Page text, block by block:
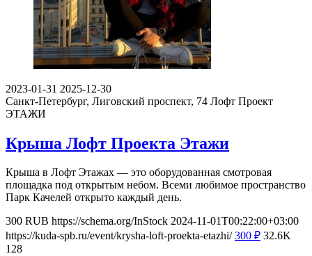
2023-01-31 2025-12-30
Санкт-Петербург, Лиговский проспект, 74 Лофт Проект
ЭТАЖИ
Крыша Лофт Проекта Этажи
Крыша в Лофт Этажах — это оборудованная смотровая
площадка под открытым небом. Всеми любимое пространство
Парк Качелей открыто каждый день.
300 RUB https://schema.org/InStock 2024-11-01T00:22:00+03:00
https://kuda-spb.ru/event/krysha-loft-proekta-etazhi/ 300 ₽ 32.6K
128